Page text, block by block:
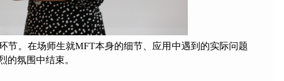
节。在场师生就MFT本身的细节、应用中遇到的实际问题
的氛围中结束。